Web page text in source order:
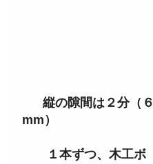
縦の隙間は２分（６
mm）
１本ずつ、木工ボ